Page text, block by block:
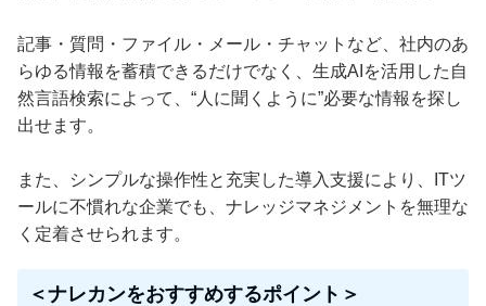
記事・質問・ファイル・メール・チャットなど、社内のあ
らゆる情報を蓄積できるだけでなく、生成AIを活用した自
然言語検索によって、“人に聞くように”必要な情報を探し
出せます。
また、シンプルな操作性と充実した導入支援により、ITツ
ールに不慣れな企業でも、ナレッジマネジメントを無理な
く定着させられます。
＜ナレカンをおすすめするポイント＞